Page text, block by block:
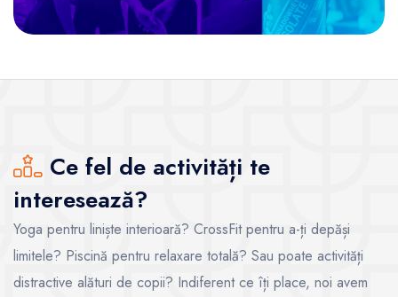
Ce fel de activități te
interesează?
Yoga pentru liniște interioară? CrossFit pentru a-ți depăși
limitele? Piscină pentru relaxare totală? Sau poate activități
distractive alături de copii? Indiferent ce îți place, noi avem